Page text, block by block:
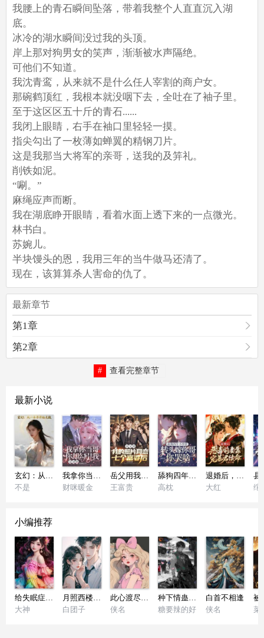
我腰上的青石瞬间坠落，带着我整个人直直沉入湖
底。
冰冷的湖水瞬间没过我的头顶。
岸上那对狗男女的笑声，渐渐被水声隔绝。
可他们不知道。
我沈青鸾，从来就不是什么任人宰割的商户女。
那碗鹤顶红，我根本就没咽下去，全吐在了袖子里。
至于这区区五十斤的青石......
我闭上眼睛，右手在袖口里轻轻一摸。
指尖勾出了一枚薄如蝉翼的精钢刀片。
这是我那当大将军的亲哥，送我的及笄礼。
削铁如泥。
“唰。”
麻绳应声而断。
我在湖底睁开眼睛，看着水面上透下来的一点微光。
林书白。
苏婉儿。
半块馒头的恩，我用三年的当牛做马还清了。
现在，该算算杀人害命的仇了。
最新章节
第1章
第2章
查看完整章节
最新小说
玄幻：从一本书开始无敌
不是
我拿你当哥，你却勾引我，这对吗
财咪暖金
岳父用我的照片网恋七个富婆后
王富贵
舔狗四年不珍惜，转头嫁你哥你哭啥？
高枕
退婚后，恶毒前妻靠宠暴君续命
大红
绾
小编推荐
给失眠症少爷当人形抱枕后：后续
大神
月照西楼不见你
白团子
此心渡尽不归舟：后续
侠名
种下情蛊后，苗疆少年阴郁又病娇
糖要辣的好
白首不相逢
侠名
菜